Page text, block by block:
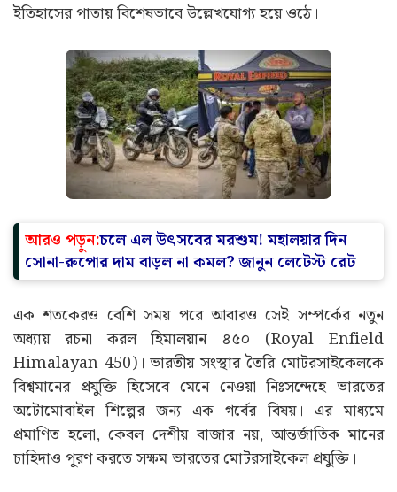
ইতিহাসের পাতায় বিশেষভাবে উল্লেখযোগ্য হয়ে ওঠে।
আরও পড়ুন:চলে এল উৎসবের মরশুম! মহালয়ার দিন
সোনা-রুপোর দাম বাড়ল না কমল? জানুন লেটেস্ট রেট
এক শতকেরও বেশি সময় পরে আবারও সেই সম্পর্কের নতুন
অধ্যায় রচনা করল হিমালয়ান ৪৫০ (Royal Enfield
Himalayan 450)। ভারতীয় সংস্থার তৈরি মোটরসাইকেলকে
বিশ্বমানের প্রযুক্তি হিসেবে মেনে নেওয়া নিঃসন্দেহে ভারতের
অটোমোবাইল শিল্পের জন্য এক গর্বের বিষয়। এর মাধ্যমে
প্রমাণিত হলো, কেবল দেশীয় বাজার নয়, আন্তর্জাতিক মানের
চাহিদাও পূরণ করতে সক্ষম ভারতের মোটরসাইকেল প্রযুক্তি।